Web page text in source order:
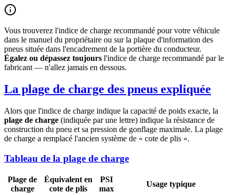
Vous trouverez l'indice de charge recommandé pour votre véhicule
dans le manuel du propriétaire ou sur la plaque d'information des
pneus située dans l'encadrement de la portière du conducteur.
Égalez ou dépassez toujours l'indice de charge recommandé par le
fabricant — n'allez jamais en dessous.
La plage de charge des pneus expliquée
Alors que l'indice de charge indique la capacité de poids exacte, la
plage de charge (indiquée par une lettre) indique la résistance de
construction du pneu et sa pression de gonflage maximale. La plage
de charge a remplacé l'ancien système de « cote de plis ».
Tableau de la plage de charge
Plage de
charge
Équivalent en
cote de plis
PSI
max
Usage typique